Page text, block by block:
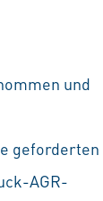
und
geforderten
AGR-